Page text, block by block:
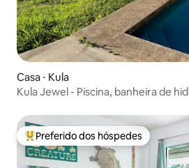
Casa ⋅ Kula
Kula Jewel - Piscina, banheira de
Entre os melhores preferidos dos
Preferido dos hóspedes